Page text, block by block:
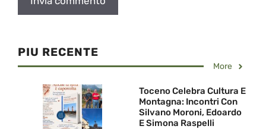
PIU RECENTE
More
Toceno Celebra Cultura E
Montagna: Incontri Con
Silvano Moroni, Edoardo
E Simona Raspelli